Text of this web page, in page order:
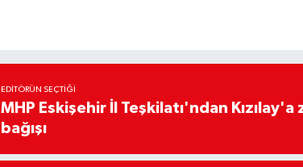
EDITÖRÜN SEÇTIĞI
MHP Eskişehir İl Teşkilatı'ndan
bağışı